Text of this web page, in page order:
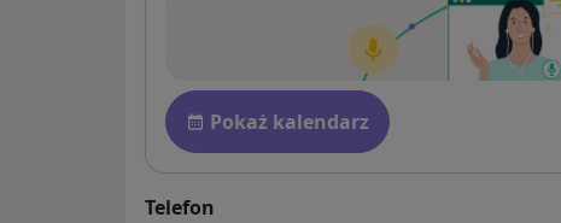
Dostępność
Pokaż kalendarz
Telefon